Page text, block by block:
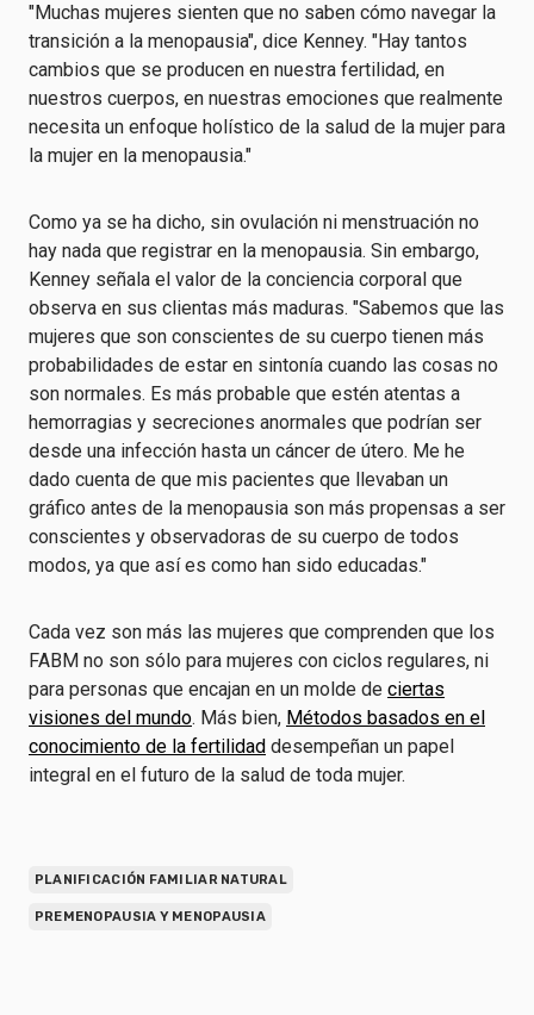
"Muchas mujeres sienten que no saben cómo navegar la
transición a la menopausia", dice Kenney. "Hay tantos
cambios que se producen en nuestra fertilidad, en
nuestros cuerpos, en nuestras emociones que realmente
necesita un enfoque holístico de la salud de la mujer para
la mujer en la menopausia."
Como ya se ha dicho, sin ovulación ni menstruación no
hay nada que registrar en la menopausia. Sin embargo,
Kenney señala el valor de la conciencia corporal que
observa en sus clientas más maduras. "Sabemos que las
mujeres que son conscientes de su cuerpo tienen más
probabilidades de estar en sintonía cuando las cosas no
son normales. Es más probable que estén atentas a
hemorragias y secreciones anormales que podrían ser
desde una infección hasta un cáncer de útero. Me he
dado cuenta de que mis pacientes que llevaban un
gráfico antes de la menopausia son más propensas a ser
conscientes y observadoras de su cuerpo de todos
modos, ya que así es como han sido educadas."
Cada vez son más las mujeres que comprenden que los
FABM no son sólo para mujeres con ciclos regulares, ni
para personas que encajan en un molde de ciertas
visiones del mundo. Más bien, Métodos basados en el
conocimiento de la fertilidad desempeñan un papel
integral en el futuro de la salud de toda mujer.
PLANIFICACIÓN FAMILIAR NATURAL
PREMENOPAUSIA Y MENOPAUSIA